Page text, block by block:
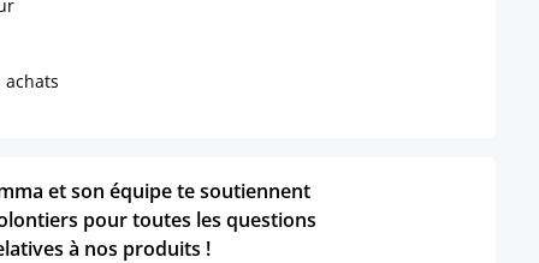
achats
et son équipe te soutiennent
pour toutes les questions
à nos produits !